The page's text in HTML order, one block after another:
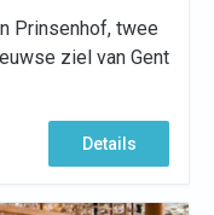
Prinsenhof, twee
ziel van Gent
Details